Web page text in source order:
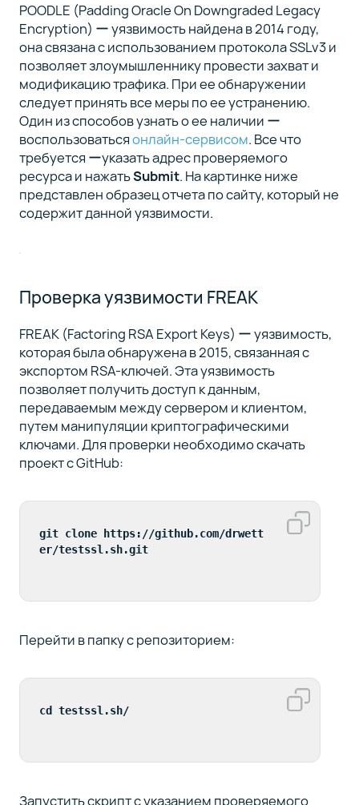
POODLE (Padding Oracle On Downgraded Legacy
Encryption) ー уязвимость найдена в 2014 году,
она связана с использованием протокола SSLv3 и
позволяет злоумышленнику провести захват и
модификацию трафика. При ее обнаружении
следует принять все меры по ее устранению.
Один из способов узнать о ее наличии ー
воспользоватьсяонлайн-сервисом. Все что
требуется ーуказать адрес проверяемого
ресурса и нажатьSubmit. На картинке ниже
представлен образец отчета по сайту, который не
содержит данной уязвимости.
Проверка уязвимости FREAK
FREAK (Factoring RSA Export Keys) ー уязвимость,
которая была обнаружена в 2015, связанная с
экспортом RSA-ключей. Эта уязвимость
позволяет получить доступ к данным,
передаваемым между сервером и клиентом,
путем манипуляции криптографическими
ключами. Для проверки необходимо скачать
проект с GitHub:
git clone https://github.com/drwett
er/testssl.sh.git
Перейти в папку с репозиторием:
cd testssl.sh/
Запустить скрипт с указанием проверяемого